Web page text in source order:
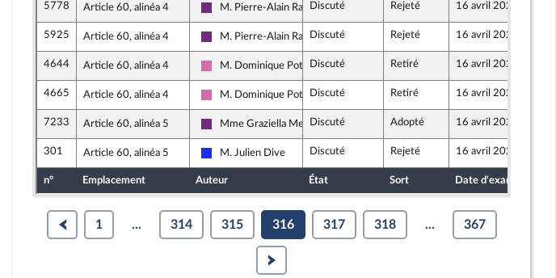
5778 Article 60, alinéa 4
La République en Marche
M. Pierre-Alain RaphanDiscuté Rejeté 16 avril 2021
5925 Article 60, alinéa 4
La République en Marche
M. Pierre-Alain RaphanDiscuté Rejeté 16 avril 2021
4644 Article 60, alinéa 4
Socialistes et apparentés
M. Dominique PotierDiscuté Retiré 16 avril 2021
4665 Article 60, alinéa 4
Socialistes et apparentés
M. Dominique PotierDiscuté Retiré 16 avril 2021
7233 Article 60, alinéa 5
La République en Marche
Mme Graziella MelchiorDiscuté Adopté 16 avril 2021
301 Article 60, alinéa 5
Les Républicains
M. Julien Dive Discuté Rejeté 16 avril 2021
n° Emplacement Auteur État Sort Date d'examen
1 ... 314 315 316 317 318 ... 367